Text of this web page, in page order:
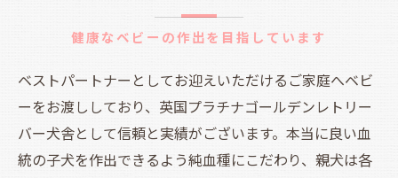
健康なベビーの作出を目指しています
ベストパートナーとしてお迎えいただけるご家庭へベビ
ーをお渡ししており、英国プラチナゴールデンレトリー
バー犬舎として信頼と実績がございます。本当に良い血
統の子犬を作出できるよう純血種にこだわり、親犬は各